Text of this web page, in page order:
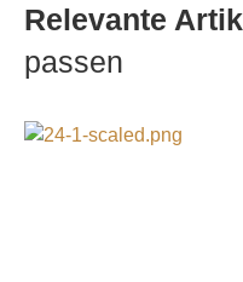
Relevante
passen